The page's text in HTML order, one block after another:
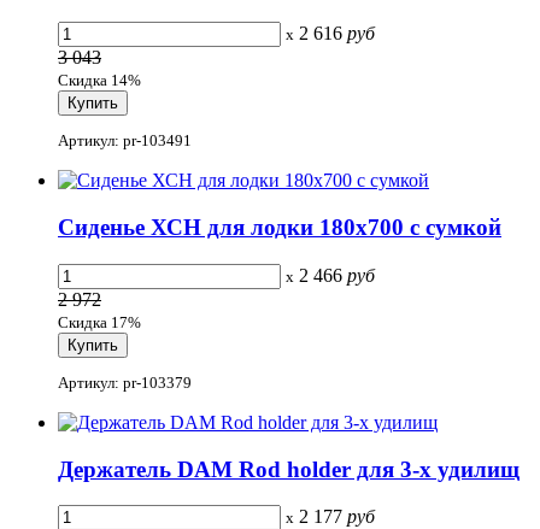
x 2 616 руб
3 043
Скидка 14%
Артикул: pr-103491
Сиденье ХСН для лодки 180х700 с сумкой
x 2 466 руб
2 972
Скидка 17%
Артикул: pr-103379
Держатель DAM Rod holder для 3-х удилищ
x 2 177 руб